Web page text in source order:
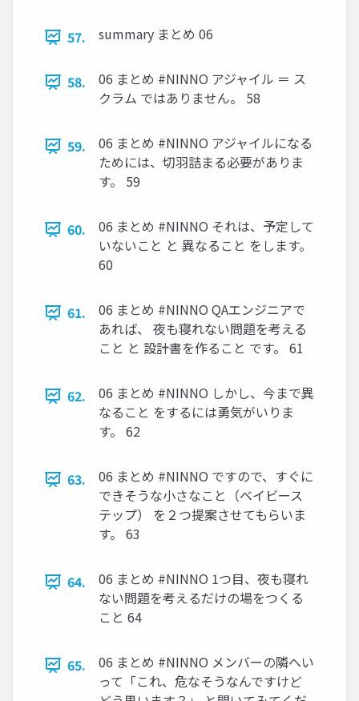
57. summary まとめ 06
58.
06 まとめ #NINNO アジャイル ＝ ス
クラム ではありません。 58
59.
06 まとめ #NINNO アジャイルになる
ためには、切羽詰まる必要がありま
す。 59
60.
06 まとめ #NINNO それは、予定して
いないこと と 異なること をします。
60
61.
06 まとめ #NINNO QAエンジニアで
あれば、 夜も寝れない問題を考える
こと と 設計書を作ること です。 61
62.
06 まとめ #NINNO しかし、今まで異
なること をするには勇気がいりま
す。 62
63.
06 まとめ #NINNO ですので、すぐに
できそうな小さなこと（ベイビース
テップ） を２つ提案させてもらいま
す。 63
64.
06 まとめ #NINNO 1つ目、夜も寝れ
ない問題を考えるだけの場をつくる
こと 64
65.
06 まとめ #NINNO メンバーの隣へい
って「これ、危なそうなんですけど